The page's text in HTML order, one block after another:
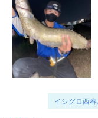
イシグロ西